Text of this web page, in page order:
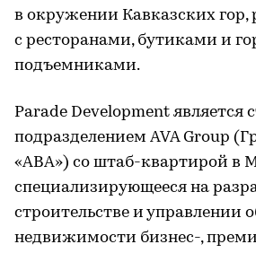
в окружении Кавказских гор,
с ресторанами, бутиками и
подъемниками.
Parade Development является
подразделением AVA Group
«АВА») со штаб-квартирой в
специализирующееся на
строительстве и управлении
недвижимости бизнес-,